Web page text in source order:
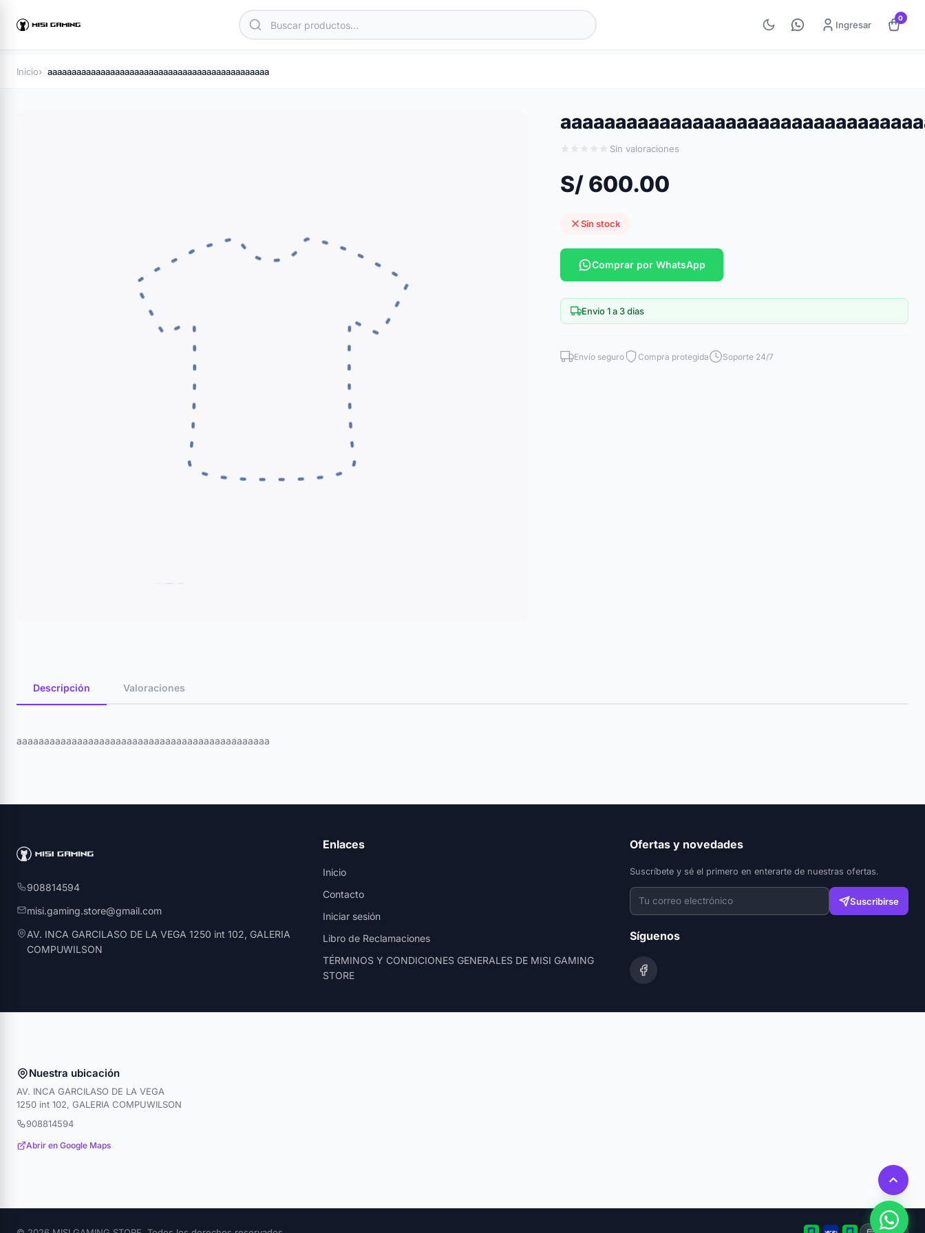
Ingresar
0
Inicio aaaaaaaaaaaaaaaaaaaaaaaaaaaaaaaaaaaaaaaaaaaaaa
Sin valoraciones
S/ 600.00
Sin stock
Comprar por WhatsApp
Envio 1 a 3 dias
Envío seguro Compra protegida Soporte 24/7
Descripción Valoraciones
aaaaaaaaaaaaaaaaaaaaaaaaaaaaaaaaaaaaaaaaaaaaaa
908814594
misi.gaming.store@gmail.com
AV. INCA GARCILASO DE LA VEGA 1250 int 102, GALERIA
COMPUWILSON
Enlaces
Inicio
Contacto
Iniciar sesión
Libro de Reclamaciones
TÉRMINOS Y CONDICIONES GENERALES DE MISI GAMING
STORE
Ofertas y novedades
Suscríbete y sé el primero en enterarte de nuestras ofertas.
Suscribirse
Síguenos
Nuestra ubicación
AV. INCA GARCILASO DE LA VEGA
1250 int 102, GALERIA COMPUWILSON
908814594
Abrir en Google Maps